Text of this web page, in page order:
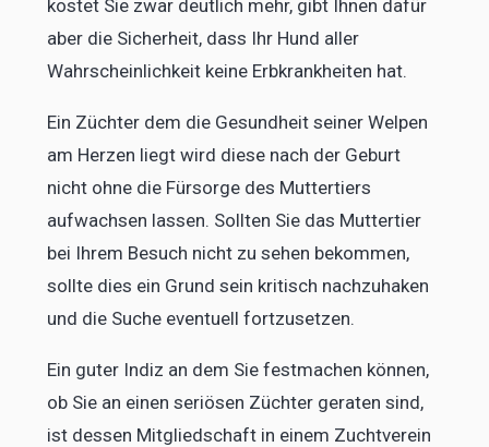
kostet Sie zwar deutlich mehr, gibt Ihnen dafür
aber die Sicherheit, dass Ihr Hund aller
Wahrscheinlichkeit keine Erbkrankheiten hat.
Ein Züchter dem die Gesundheit seiner Welpen
am Herzen liegt wird diese nach der Geburt
nicht ohne die Fürsorge des Muttertiers
aufwachsen lassen. Sollten Sie das Muttertier
bei Ihrem Besuch nicht zu sehen bekommen,
sollte dies ein Grund sein kritisch nachzuhaken
und die Suche eventuell fortzusetzen.
Ein guter Indiz an dem Sie festmachen können,
ob Sie an einen seriösen Züchter geraten sind,
ist dessen Mitgliedschaft in einem Zuchtverein